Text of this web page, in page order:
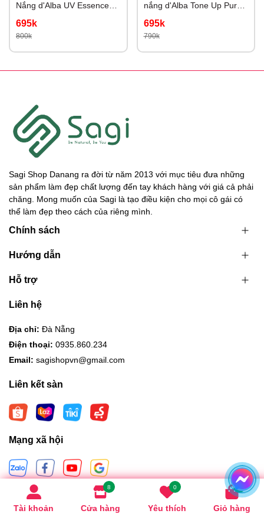
Tài khoản
8
Cửa hàng
0
Yêu thích
0
Giỏ hàng
Nắng d'Alba UV Essence
Correcting 50ml
695k
800k
nắng d'Alba Tone Up Purple
Hiệu Chỉnh Sắc Da
695k
790k
Sagi Shop Danang ra đời từ năm 2013 với mục tiêu đưa những
sản phẩm làm đẹp chất lượng đến tay khách hàng với giá cả phải
chăng. Mong muốn của Sagi là tạo điều kiện cho mọi cô gái có
thể làm đẹp theo cách của riêng mình.
Chính sách
Hướng dẫn
Hỗ trợ
Liên hệ
Địa chỉ: Đà Nẵng
Điện thoại: 0935.860.234
Email: sagishopvn@gmail.com
Liên kết sàn
Mạng xã hội
Hình thức thanh toán